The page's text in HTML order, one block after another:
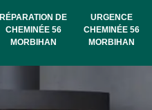
RÉPARATION DE
CHEMINÉE 56
MORBIHAN
URGENCE
CHEMINÉE 56
MORBIHAN